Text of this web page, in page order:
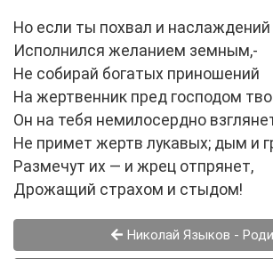
Но если ты похвал и наслаждений
Исполнился желанием земным,-
Не собирай богатых приношений
На жертвенник пред господом
Он на тебя немилосердно
Не примет жертв лукавых; дым и
Размечут их — и жрец отпрянет,
Дрожащий страхом и стыдом!
Николай Языков -